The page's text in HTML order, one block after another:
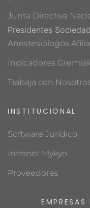
Junta Directiva
Presidentes
Anestesiólogos
Indicadores
Trabaja con
INSTITUCIONAL
Software Jurídico
Intranet Mykyo
Proveedores